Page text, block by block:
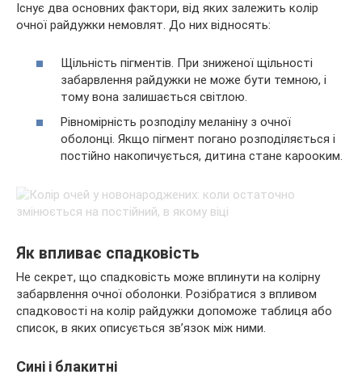
Існує два основних фактори, від яких залежить колір
очної райдужки немовлят. До них відносять:
Щільність пігментів. При зниженої щільності
забарвлення райдужки не може бути темною, і
тому вона залишається світлою.
Рівномірність розподілу меланіну з очної
оболонці. Якщо пігмент погано розподіляється і
постійно накопичується, дитина стане карооким.
Як впливає спадковість
Не секрет, що спадковість може вплинути на колірну
забарвлення очної оболонки. Розібратися з впливом
спадковості на колір райдужки допоможе таблиця або
список, в яких описується зв’язок між ними.
Сині і блакитні